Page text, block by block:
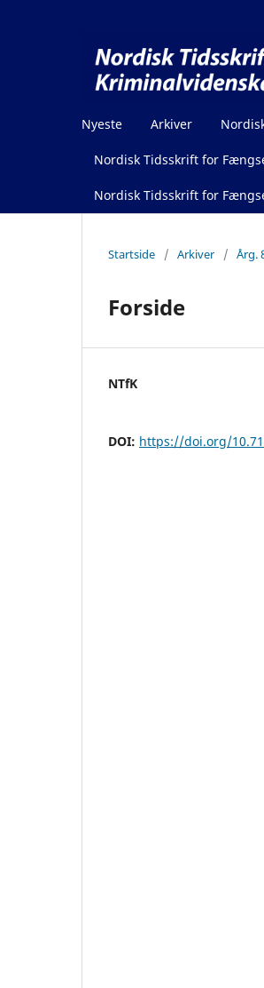
Nyeste Arkiver
Nordisk Tidsskrift for
Nordisk Tidsskrift for
Startside / Arkiver / Årg.
Forside
NTfK
DOI: https://doi.org/